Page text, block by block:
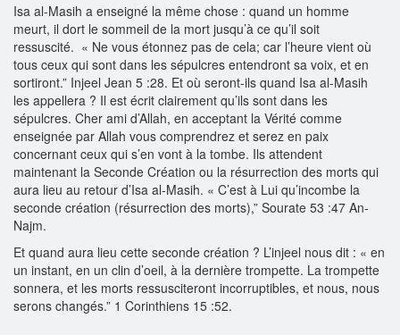
Isa al-Masih a enseigné la même chose : quand un homme
meurt, il dort le sommeil de la mort jusqu’à ce qu’il soit
ressuscité. « Ne vous étonnez pas de cela; car l’heure vient où
tous ceux qui sont dans les sépulcres entendront sa voix, et en
sortiront.” Injeel Jean 5 :28. Et où seront-ils quand Isa al-Masih
les appellera ? Il est écrit clairement qu’ils sont dans les
sépulcres. Cher ami d’Allah, en acceptant la Vérité comme
enseignée par Allah vous comprendrez et serez en paix
concernant ceux qui s’en vont à la tombe. Ils attendent
maintenant la Seconde Création ou la résurrection des morts qui
aura lieu au retour d’Isa al-Masih. « C’est à Lui qu’incombe la
seconde création (résurrection des morts),” Sourate 53 :47 An-
Najm.
Et quand aura lieu cette seconde création ? L’injeel nous dit : « en
un instant, en un clin d’oeil, à la dernière trompette. La trompette
sonnera, et les morts ressusciteront incorruptibles, et nous, nous
serons changés.” 1 Corinthiens 15 :52.